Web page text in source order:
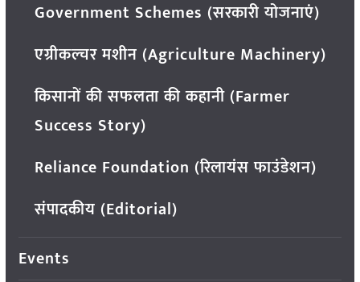
Government Schemes (सरकारी योजनाएं)
एग्रीकल्चर मशीन (Agriculture Machinery)
किसानों की सफलता की कहानी (Farmer
Success Story)
Reliance Foundation (रिलायंस फाउंडेशन)
संपादकीय (Editorial)
Events